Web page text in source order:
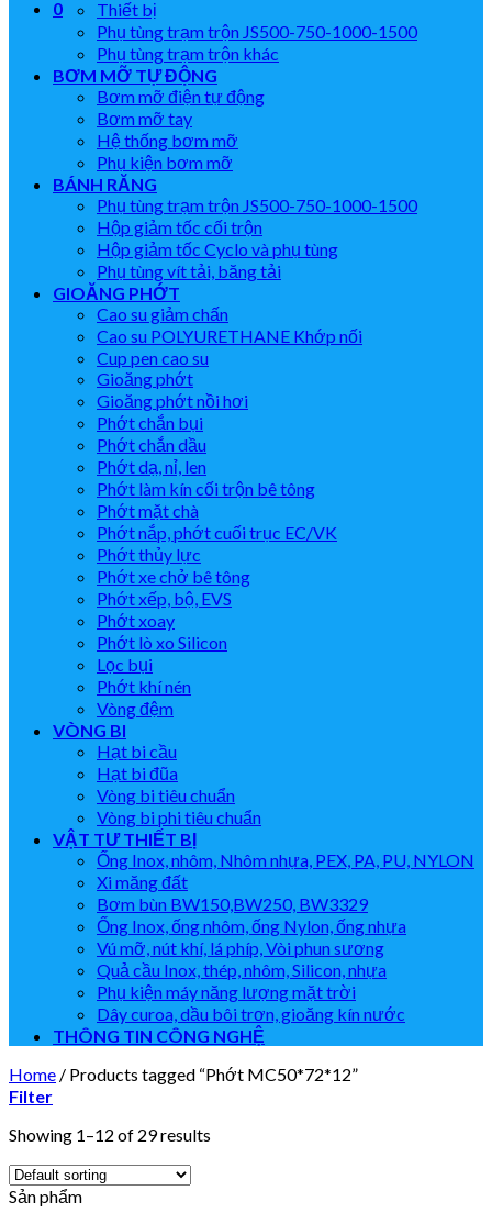
0
Thiết bị
Phụ tùng trạm trộn JS500-750-1000-1500
Phụ tùng trạm trộn khác
BƠM MỠ TỰ ĐỘNG
Bơm mỡ điện tự động
Bơm mỡ tay
Hệ thống bơm mỡ
Phụ kiện bơm mỡ
BÁNH RĂNG
Phụ tùng trạm trộn JS500-750-1000-1500
Hộp giảm tốc cối trộn
Hộp giảm tốc Cyclo và phụ tùng
Phụ tùng vít tải, băng tải
GIOĂNG PHỚT
Cao su giảm chấn
Cao su POLYURETHANE Khớp nối
Cup pen cao su
Gioăng phớt
Gioăng phớt nồi hơi
Phớt chắn bụi
Phớt chắn dầu
Phớt dạ, nỉ, len
Phớt làm kín cối trộn bê tông
Phớt mặt chà
Phớt nắp, phớt cuối trục EC/VK
Phớt thủy lực
Phớt xe chở bê tông
Phớt xếp, bộ, EVS
Phớt xoay
Phớt lò xo Silicon
Lọc bụi
Phớt khí nén
Vòng đệm
VÒNG BI
Hạt bi cầu
Hạt bi đũa
Vòng bi tiêu chuẩn
Vòng bi phi tiêu chuẩn
VẬT TƯ THIẾT BỊ
Ống Inox, nhôm, Nhôm nhựa, PEX, PA, PU, NYLON
Xi măng đất
Bơm bùn BW150,BW250, BW3329
Ống Inox, ống nhôm, ống Nylon, ống nhựa
Vú mỡ, nút khí, lá phíp, Vòi phun sương
Quả cầu Inox, thép, nhôm, Silicon, nhựa
Phụ kiện máy năng lượng mặt trời
Dây curoa, dầu bôi trơn, gioăng kín nước
THÔNG TIN CÔNG NGHỆ
Home / Products tagged “Phớt MC50*72*12”
Filter
Showing 1–12 of 29 results
Sản phẩm